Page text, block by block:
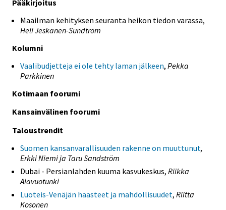
Pääkirjoitus
Maailman kehityksen seuranta heikon tiedon varassa,
Heli Jeskanen-Sundtröm
Kolumni
Vaalibudjetteja ei ole tehty laman jälkeen, Pekka
Parkkinen
Kotimaan foorumi
Kansainvälinen foorumi
Taloustrendit
Suomen kansanvarallisuuden rakenne on muuttunut,
Erkki Niemi ja Taru Sandström
Dubai - Persianlahden kuuma kasvukeskus, Riikka
Alavuotunki
Luoteis-Venäjän haasteet ja mahdollisuudet, Riitta
Kosonen